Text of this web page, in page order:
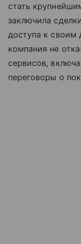
стать
заключила
доступа к своим
компания не
сервисов,
переговоры о